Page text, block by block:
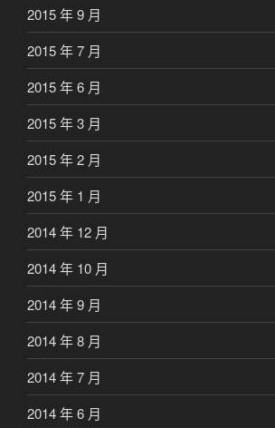
2015 年 9 月
2015 年 7 月
2015 年 6 月
2015 年 3 月
2015 年 2 月
2015 年 1 月
2014 年 12 月
2014 年 10 月
2014 年 9 月
2014 年 8 月
2014 年 7 月
2014 年 6 月